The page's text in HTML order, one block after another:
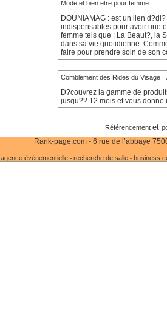
Mode et bien etre pour femme
DOUNIAMAG : est un lien
indispensables pour avoir une
femme tels que : La Beaut?, la
dans sa vie quotidienne
faire pour prendre soin de son
Comblement des Rides du Visage |
D?couvrez la gamme de
jusqu?? 12 mois et vous donne
Référencement et
Rank-page.com - 6 rue de l’abbaye
agence événementielle - recherche de salle - business